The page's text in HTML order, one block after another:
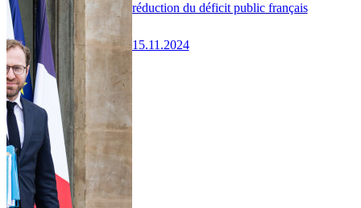
réduction du déficit public français
15.11.2024